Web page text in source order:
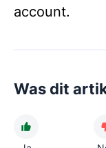
account.
Was dit